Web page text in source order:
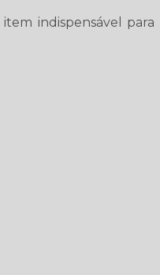
indispensável para